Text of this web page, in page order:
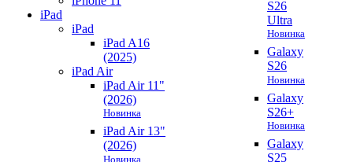
iPad
iPad
iPad A16
(2025)
iPad Air
iPad Air 11"
(2026)
Новинка
iPad Air 13"
(2026)
Новинка
S26
Ultra
Новинка
Galaxy
S26
Новинка
Galaxy
S26+
Новинка
Galaxy
S25